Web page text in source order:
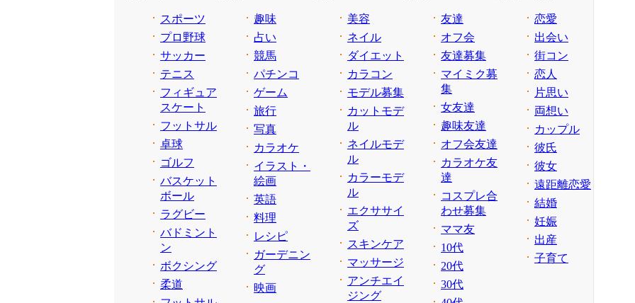
スポーツ
プロ野球
サッカー
テニス
フィギュア
スケート
フットサル
卓球
ゴルフ
バスケット
ボール
ラグビー
バドミント
ン
ボクシング
柔道
趣味
占い
競馬
パチンコ
ゲーム
旅行
写真
カラオケ
イラスト・
絵画
英語
料理
レシピ
ガーデニン
グ
映画
美容
ネイル
ダイエット
カラコン
モデル募集
カットモデ
ル
ネイルモデ
ル
カラーモデ
ル
エクササイ
ズ
スキンケア
マッサージ
アンチエイ
ジング
友達
オフ会
友達募集
マイミク募
集
女友達
趣味友達
オフ会友達
カラオケ友
達
コスプレ合
わせ募集
ママ友
10代
20代
30代
恋愛
出会い
街コン
恋人
片思い
両想い
カップル
彼氏
彼女
遠距離恋愛
結婚
妊娠
出産
子育て